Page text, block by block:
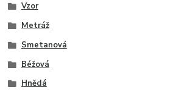
Vzor
Metráž
Smetanová
Béžová
Hnědá